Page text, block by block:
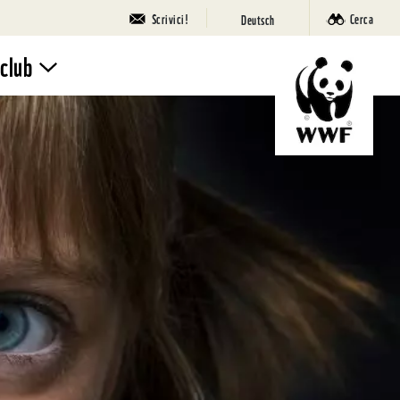
Scrivici! Deutsch Cerca
Iscriviti
Campi
Natura
SuperPanda
Eventi
Panda Club
La tua